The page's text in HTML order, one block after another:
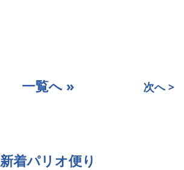
一覧へ » 次へ >
新着パリオ便り